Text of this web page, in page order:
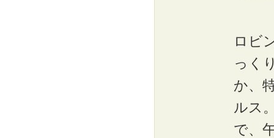
ロビ
っく
か、
ルス
で、